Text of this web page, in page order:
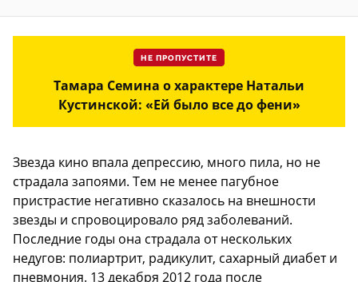
НЕ ПРОПУСТИТЕ
Тамара Семина о характере Натальи
Кустинской: «Ей было все до фени»
Звезда кино впала депрессию, много пила, но не
страдала запоями. Тем не менее пагубное
пристрастие негативно сказалось на внешности
звезды и спровоцировало ряд заболеваний.
Последние годы она страдала от нескольких
недугов: полиартрит, радикулит, сахарный диабет и
пневмония. 13 декабря 2012 года после